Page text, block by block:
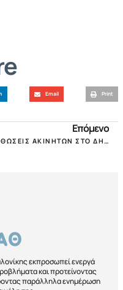
Email Print
Επόμενο
ΜΙΣΘΩΣΕΙΣ ΑΚΙΝΗΤΩΝ ΣΤΟ ΔΗΜΟΣΙΟ: ΑΠΑΓΟΡΕΥΤΙΚΕΣ ΟΙ ΕΝΕΡΓΕΙΑΚΕΣ ΠΡΟΔΙΑΓΡΑΦΕΣ Β΄ ΚΑΤΗΓΟΡΙΑΣ + NEAR ZERO ENERGY ΑΠΟ 1.1.2021 ΚΑΙ ΜΕ ΜΟΝΟΜΕΡΗ ΛΥΣΗ ΜΙΣΘΩΣΕΩΝ ΑΠΟ ΤΟ ΔΗΜΟΣΙΟ!
εκπροσωπεί ενεργά
και προτείνοντας
παράλληλα ενημέρωση